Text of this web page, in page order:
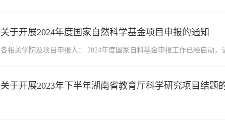
关于开展2024年度国家自然科学基金项目申报的通知
各相关学院及项目申报人： 2024年度国家自科基金申报工作已经启动
关于开展2023年下半年湖南省教育厅科学研究项目结题